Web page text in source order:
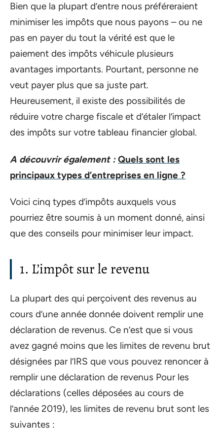
Bien que la plupart d’entre nous préféreraient
minimiser les impôts que nous payons – ou ne
pas en payer du tout la vérité est que le
paiement des impôts véhicule plusieurs
avantages importants. Pourtant, personne ne
veut payer plus que sa juste part.
Heureusement, il existe des possibilités de
réduire votre charge fiscale et d’étaler l’impact
des impôts sur votre tableau financier global.
A découvrir également : Quels sont les
principaux types d’entreprises en ligne ?
Voici cinq types d’impôts auxquels vous
pourriez être soumis à un moment donné, ainsi
que des conseils pour minimiser leur impact.
1. L’impôt sur le revenu
La plupart des qui perçoivent des revenus au
cours d’une année donnée doivent remplir une
déclaration de revenus. Ce n’est que si vous
avez gagné moins que les limites de revenu brut
désignées par l’IRS que vous pouvez renoncer à
remplir une déclaration de revenus Pour les
déclarations (celles déposées au cours de
l’année 2019), les limites de revenu brut sont les
suivantes :